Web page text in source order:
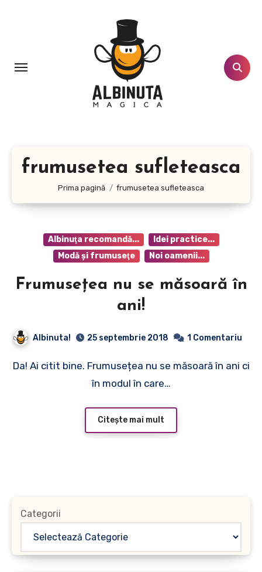
frumusetea sufleteasca
Prima pagină frumusetea sufleteasca
Albinuţa recomandă...
Idei practice...
Modă şi frumuseţe
Noi oamenii...
Frumusețea nu se măsoară în
ani!
Albinuta! 25 septembrie 2018 1 Comentariu
Da! Ai citit bine. Frumusețea nu se măsoară în ani ci
în modul în care…
Citește mai mult
Categorii